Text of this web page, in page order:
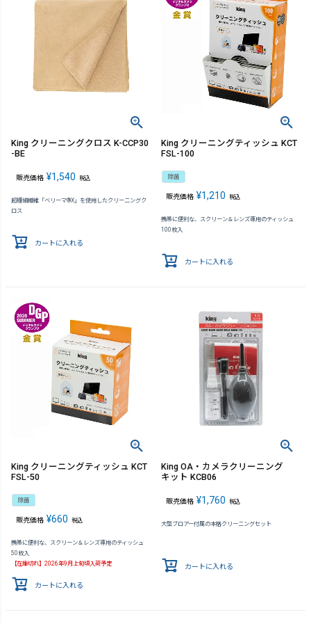
King クリーニングクロス K-CCP30
-BE
販売価格 ¥1,540 税込
超極細繊維「ベリーマ®X」を使用したクリーニングク
ロス
カートに入れる
King クリーニングティッシュ KCT
FSL-100
除菌
販売価格 ¥1,210 税込
携帯に便利な、スクリーン＆レンズ専用のティッシュ
100枚入
カートに入れる
King クリーニングティッシュ KCT
FSL-50
除菌
販売価格 ¥660 税込
携帯に便利な、スクリーン＆レンズ専用のティッシュ
50枚入
【在庫切れ】2026年9月上旬頃入荷予定
カートに入れる
King OA・カメラクリーニング
キット KCB06
販売価格 ¥1,760 税込
大型ブロアー付属の本格クリーニングセット
カートに入れる